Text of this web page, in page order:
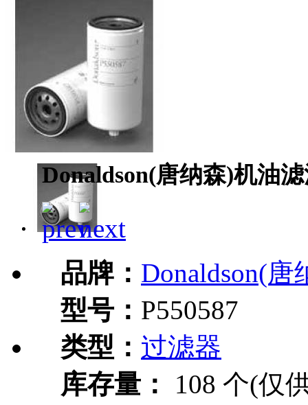
Donaldson(唐纳森)机油滤
品牌： Donaldson(唐
型号： P550587
类型： 过滤器
库存量：
108 个(仅